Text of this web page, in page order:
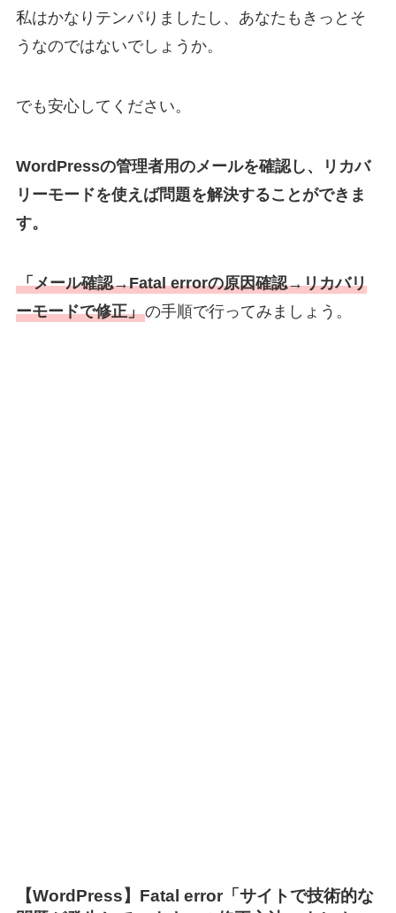
私はかなりテンパりましたし、あなたもきっとそ
うなのではないでしょうか。
でも安心してください。
WordPressの管理者用のメールを確認し、リカバ
リーモードを使えば問題を解決することができま
す。
「メール確認→Fatal errorの原因確認→リカバリ
ーモードで修正」の手順で行ってみましょう。
【WordPress】Fatal error「サイトで技術的な